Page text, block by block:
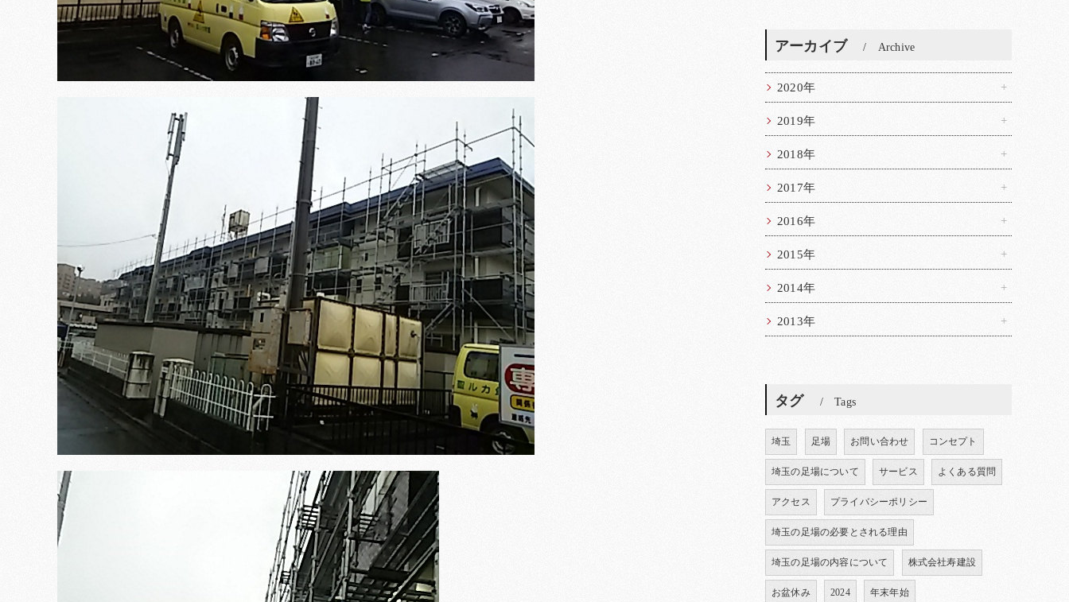
アーカイブ Archive
2020年
2019年
2018年
2017年
2016年
2015年
2014年
2013年
タグ Tags
埼玉 足場 お問い合わせ コンセプト
埼玉の足場について サービス よくある質問
アクセス プライバシーポリシー
埼玉の足場の必要とされる理由
埼玉の足場の内容について 株式会社寿建設
お盆休み 2024 年末年始